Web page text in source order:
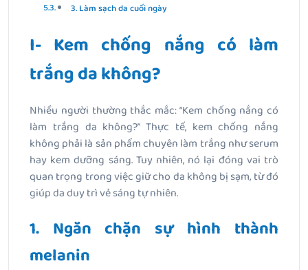
3. Làm sạch da cuối ngày
I- Kem chống nắng có làm
trắng da không?
Nhiều người thường thắc mắc: “Kem chống nắng có
làm trắng da không?” Thực tế, kem chống nắng
không phải là sản phẩm chuyên làm trắng như serum
hay kem dưỡng sáng. Tuy nhiên, nó lại đóng vai trò
quan trọng trong việc giữ cho da không bị sạm, từ đó
giúp da duy trì vẻ sáng tự nhiên.
1. Ngăn chặn sự hình thành
melanin